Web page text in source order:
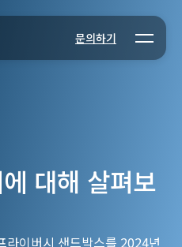
문의하기 Open
대해 살펴보
이버시 샌드박스를 2024년